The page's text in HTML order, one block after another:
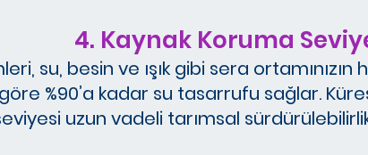
4. Kaynak Koruma
su, besin ve ışık gibi sera
%90’a kadar su tasarrufu sağlar.
uzun vadeli tarımsal